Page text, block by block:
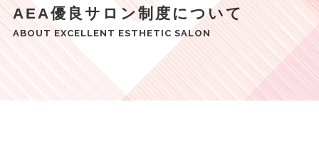
AEA優良サロン制度について
ABOUT EXCELLENT ESTHETIC SALON